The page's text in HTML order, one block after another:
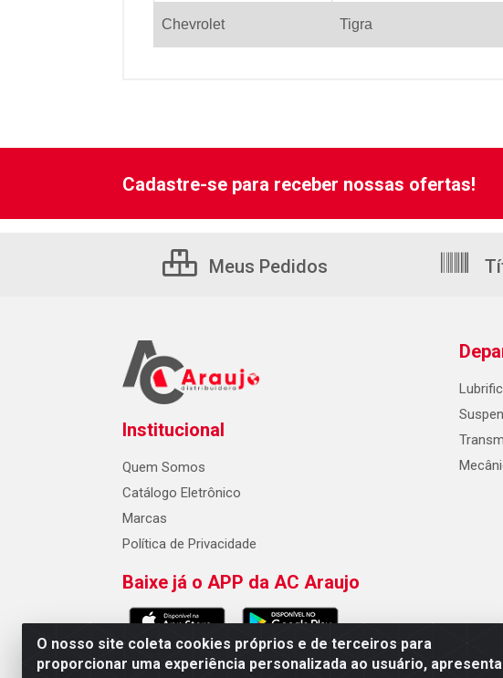
Chevrolet Tigra
O nosso site coleta cookies próprios e de terceiros para
proporcionar uma experiência personalizada ao usuário,
Cadastre-se para receber nossas ofertas!
Meus Pedidos
Institucional
Quem Somos
Catálogo Eletrônico
Marcas
Política de Privacidade
Baixe já o APP da AC Araujo